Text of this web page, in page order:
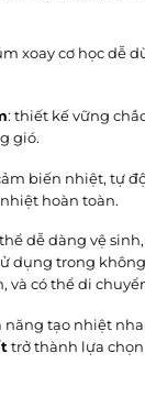
xoay cơ học dễ
: thiết kế vững
gió.
biến nhiệt, tự
hoàn toàn.
dễ dàng vệ
dụng trong
và có thể di
năng tạo nhiệt
trở thành lựa